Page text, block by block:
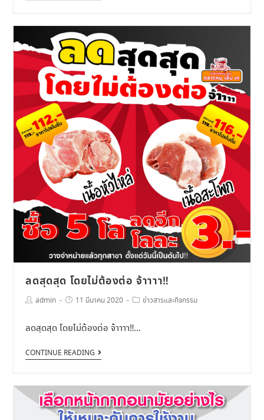
ลดสุดสุด โดยไม่ต้องต่อ จ้าาาา‼️
admin 11 มีนาคม 2020 ข่าวสารและกิจกรรม
ลดสุดสุด โดยไม่ต้องต่อ จ้าาาา‼…
CONTINUE READING